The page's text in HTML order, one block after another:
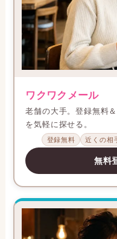
ワクワクメール
老舗の大手。登録無料
を気軽に探せる。
登録無料 近くの相
無料